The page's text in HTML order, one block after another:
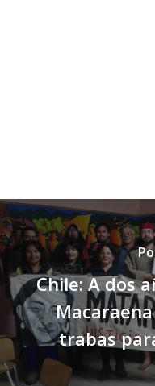
Chile: A dos
trabas